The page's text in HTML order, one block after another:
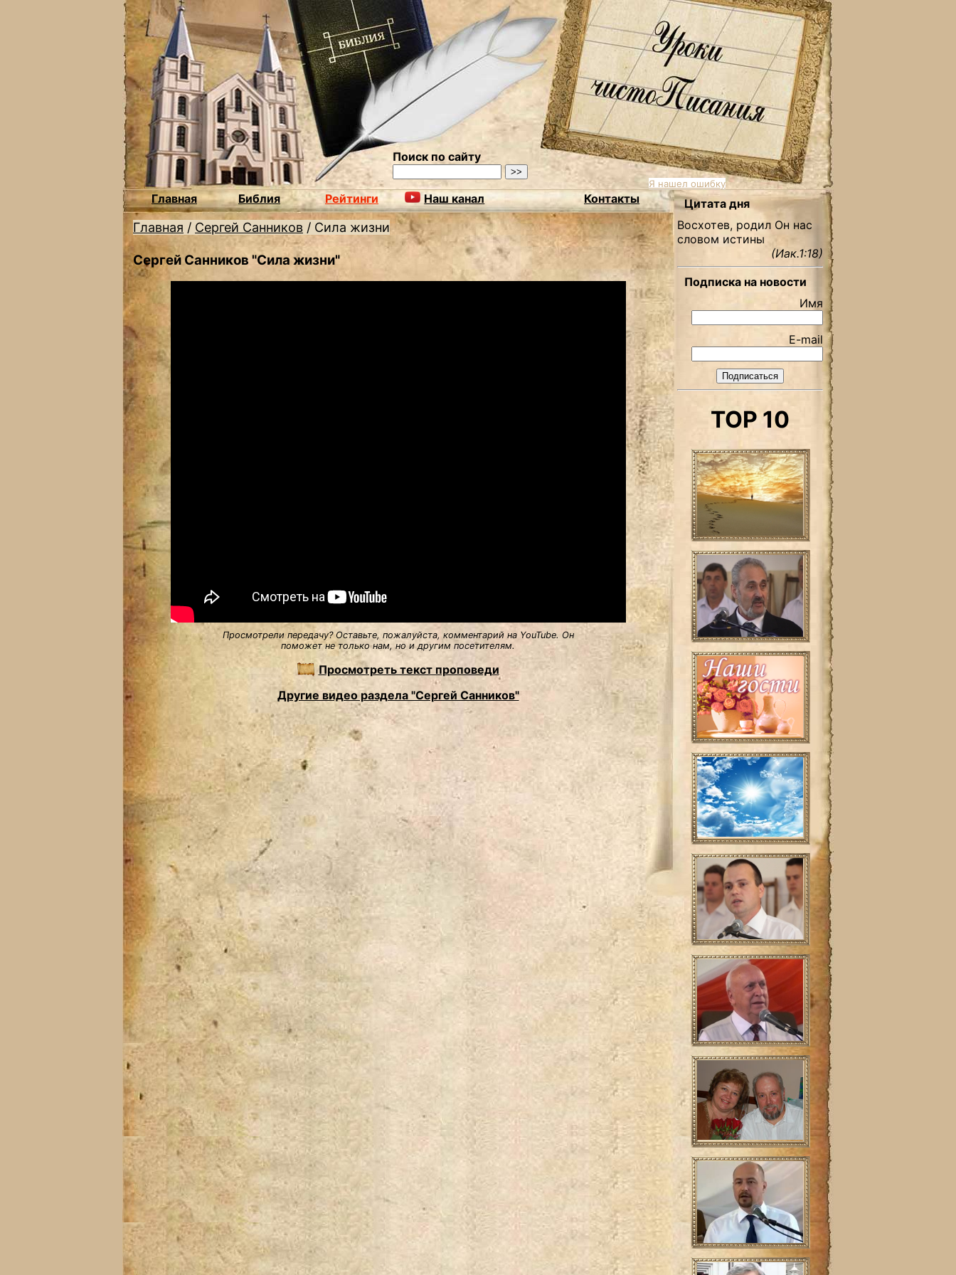
Поиск по сайту
Я нашел ошибку
Главная Библия Рейтинги Наш канал Контакты
Главная / Сергей Санников / Сила жизни
Сергей Санников "Сила жизни"
Просмотрели передачу? Оставьте, пожалуйста, комментарий на YouTube. Он
поможет не только нам, но и другим посетителям.
Просмотреть текст проповеди
Другие видео раздела "Сергей Санников"
Цитата дня
Восхотев, родил Он нас
словом истины
(Иак.1:18)
Подписка на новости
Имя
E-mail
TOP 10